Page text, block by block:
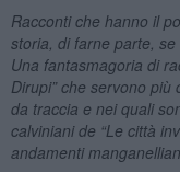
Racconti che hanno il
storia, di farne parte,
Una fantasmagoria di
Dirupi” che servono
da traccia e nei quali
calviniani de “Le città
andamenti